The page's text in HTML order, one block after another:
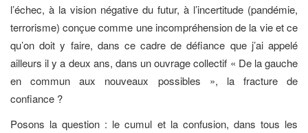
l’échec, à la vision négative du futur, à l’incertitude (pandémie,
terrorisme) conçue comme une incompréhension de la vie et ce
qu’on doit y faire, dans ce cadre de défiance que j’ai appelé
ailleurs il y a deux ans, dans un ouvrage collectif « De la gauche
en commun aux nouveaux possibles », la fracture de
confiance ?
Posons la question : le cumul et la confusion, dans tous les